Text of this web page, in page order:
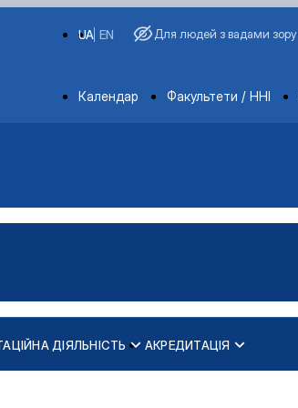
EN
UA Для людей з вадами зору
Departments
Календар Факультети / ННІ
ДІЯЛЬНІСТЬ АКРЕДИТАЦІЯ